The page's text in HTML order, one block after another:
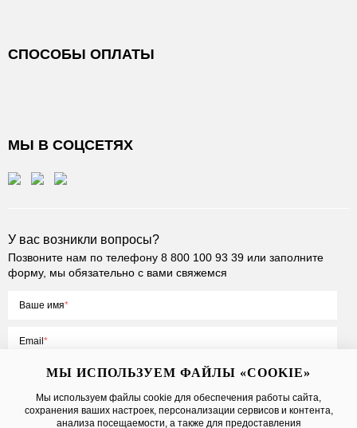
СПОСОБЫ ОПЛАТЫ
МЫ В СОЦСЕТЯХ
У вас возникли вопросы?
Позвоните нам по телефону 8 800 100 93 39 или заполните
форму, мы обязательно с вами свяжемся
Ваше имя
Email
Нажимая на кнопку «Отправить», вы принимаете условияПубличной
МЫ ИСПОЛЬЗУЕМ ФАЙЛЫ «COOKIE»
Мы используем файлы cookie для обеспечения работы сайта,
сохранения ваших настроек, персонализации сервисов и контента,
анализа посещаемости, а также для предоставления